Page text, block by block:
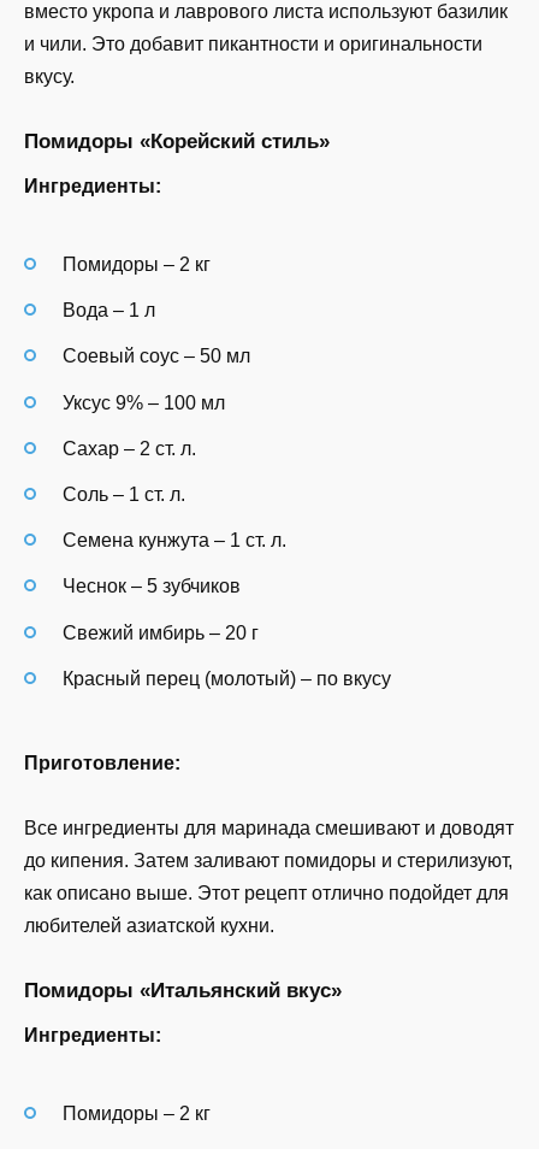
вместо укропа и лаврового листа используют базилик
и чили. Это добавит пикантности и оригинальности
вкусу.
Помидоры «Корейский стиль»
Ингредиенты:
Помидоры – 2 кг
Вода – 1 л
Соевый соус – 50 мл
Уксус 9% – 100 мл
Сахар – 2 ст. л.
Соль – 1 ст. л.
Семена кунжута – 1 ст. л.
Чеснок – 5 зубчиков
Свежий имбирь – 20 г
Красный перец (молотый) – по вкусу
Приготовление:
Все ингредиенты для маринада смешивают и доводят
до кипения. Затем заливают помидоры и стерилизуют,
как описано выше. Этот рецепт отлично подойдет для
любителей азиатской кухни.
Помидоры «Итальянский вкус»
Ингредиенты:
Помидоры – 2 кг